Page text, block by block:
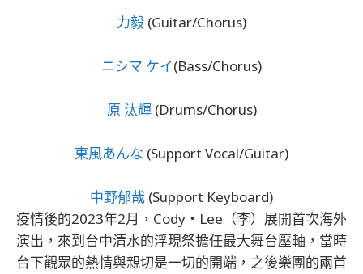
力毅 (Guitar/Chorus)
ニシマ ケイ(Bass/Chorus)
原 汰輝(Drums/Chorus)
東風あんな (Support Vocal/Guitar)
中野郁哉 (Support Keyboard)
疫情後的2023年2月，Cody・Lee（李）展開首次海外
演出，來到台中清水的浮現祭擔任最大舞台壓軸，當時
台下觀眾的熱情與親切是一切的開端，之後樂團的兩首